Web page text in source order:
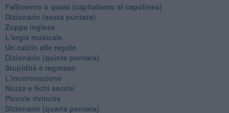
Fallimento o quasi (capitalismo al capolinea)
Dizionario (sesta puntata)
Zuppa inglese
L'orgia musicale
Un calcio alle regole
Dizionario (quinta puntata)
Stupidità e regresso
L'incoronazione
Nozze e fichi secchi
Piccole rivincite
​Dizionario (quarta puntata)